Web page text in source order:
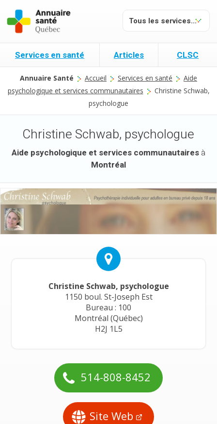
Services en santé Articles CLSC
Annuaire Santé Accueil Services en santé
Aide
psychologique et services communautaires
Christine Schwab,
psychologue
Christine Schwab, psychologue
Aide psychologique et services communautaires à
Montréal
Christine Schwab, psychologue
1150 boul. St-Joseph Est
Bureau : 100
Montréal (Québec)
H2J 1L5
514-808-8452
Site Web